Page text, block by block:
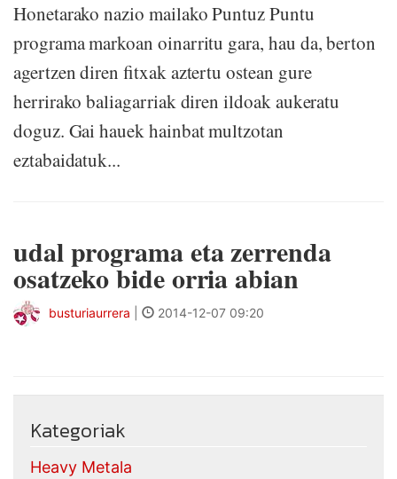
Honetarako nazio mailako Puntuz Puntu
programa markoan oinarritu gara, hau da, berton
agertzen diren fitxak aztertu ostean gure
herrirako baliagarriak diren ildoak aukeratu
doguz. Gai hauek hainbat multzotan
eztabaidatuk...
udal programa eta zerrenda
osatzeko bide orria abian
busturiaurrera 2014-12-07 09:20
Kategoriak
Heavy Metala